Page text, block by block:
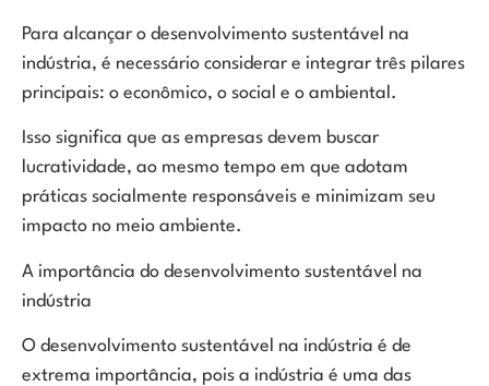
Para alcançar o desenvolvimento sustentável na
indústria, é necessário considerar e integrar três pilares
principais: o econômico, o social e o ambiental.
Isso significa que as empresas devem buscar
lucratividade, ao mesmo tempo em que adotam
práticas socialmente responsáveis e minimizam seu
impacto no meio ambiente.
A importância do desenvolvimento sustentável na
indústria
O desenvolvimento sustentável na indústria é de
extrema importância, pois a indústria é uma das